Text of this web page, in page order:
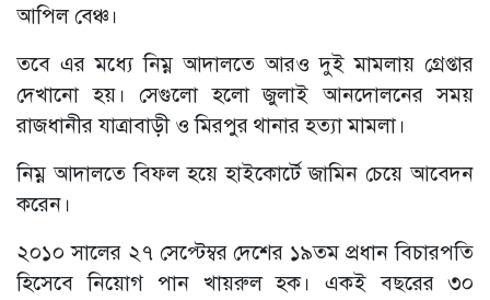
আপিল বেঞ্চ।
তবে এর মধ্যে নিম্ন আদালতে আরও দুই মামলায় গ্রেপ্তার
দেখানো হয়। সেগুলো হলো জুলাই আনদোলনের সময়
রাজধানীর যাত্রাবাড়ী ও মিরপুর থানার হত্যা মামলা।
নিম্ন আদালতে বিফল হয়ে হাইকোর্টে জামিন চেয়ে আবেদন
করেন।
২০১০ সালের ২৭ সেপ্টেম্বর দেশের ১৯তম প্রধান বিচারপতি
হিসেবে নিয়োগ পান খায়রুল হক। একই বছরের ৩০